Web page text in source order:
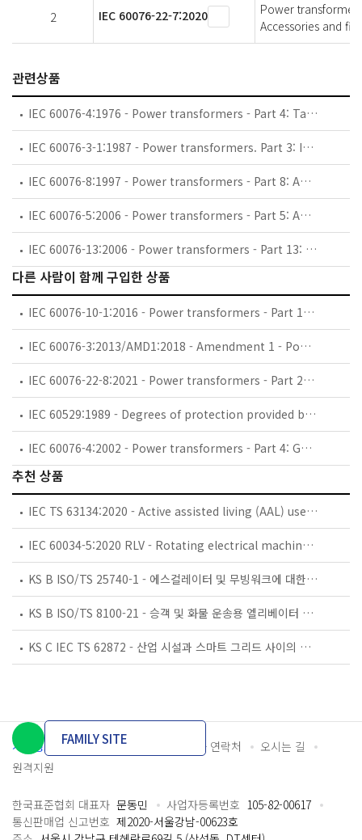
2 IEC 60076-22-7:2020
Power
Accessories and
관련상품
IEC 60076-4:1976 - Power transformers - Part 4: Tappings and connections
IEC 60076-3-1:1987 - Power transformers. Part 3: Insulation levels and dielectric tests - External clearances in air
IEC 60076-8:1997 - Power transformers - Part 8: Application guide
IEC 60076-5:2006 - Power transformers - Part 5: Ability to withstand short circuit
IEC 60076-13:2006 - Power transformers - Part 13: Self-protected liquid-filled transformers
다른 사람이 함께 구입한 상품
IEC 60076-10-1:2016 - Power transformers - Part 10-1: Determination of sound levels - Application guide
IEC 60076-3:2013/AMD1:2018 - Amendment 1 - Power transformers - Part 3: Insulation levels, dielectric tests and external clearances in air
IEC 60076-22-8:2021 - Power transformers - Part 22-8: Power transformer and reactor fittings - Devices suitable for use in communication networks
IEC 60529:1989 - Degrees of protection provided by enclosures (IP Code)
IEC 60076-4:2002 - Power transformers - Part 4: Guide to the lightning impulse and switching impulse testing - Power transformers and reactors
추천 상품
IEC TS 63134:2020 - Active assisted living (AAL) use cases
IEC 60034-5:2020 RLV - Rotating electrical machines - Part 5: Degrees of protection provided by the integral design of rotating electrical machines (IP code) - Classification
KS B ISO/TS 25740-1 - 에스컬레이터 및 무빙워크에 대한 안전요건 — 제1부: 세계공통 필수 안전요건(GESRs)
KS B ISO/TS 8100-21 - 승객 및 화물 운송용 엘리베이터 —제21부: 세계공통 필수안전요건(GESRs)을 충족하는 세계공통 안전 파라미터(GSPs)
KS C IEC TS 62872 - 산업 시설과 스마트 그리드 사이의 산업 공정 측정, 제어 및 자동화 시스템 인터페이스
개인정보처리방침 이용약관 담당자 연락처
오시는 길
원격지원
FAMILY SITE
한국표준협회 대표자 문동민 사업자등록번호 105-82-00617
통신판매업 신고번호 제2020-서울강남-00623호